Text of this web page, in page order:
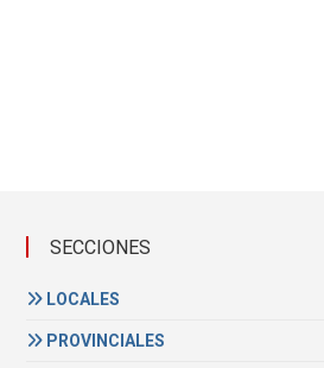
SECCIONES
LOCALES
PROVINCIALES